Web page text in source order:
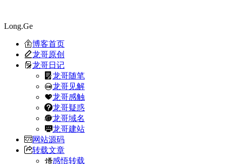
Long.Ge
博客首页
龙哥原创
龙哥日记
龙哥随笔
龙哥见解
龙哥感触
龙哥疑惑
龙哥域名
龙哥建站
网站源码
转载文章
感悟转载